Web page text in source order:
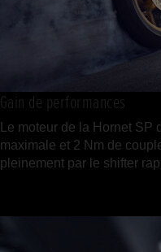
Gain de performances
Le moteur de la Hornet
maximale et 2 Nm de
pleinement par le shifter